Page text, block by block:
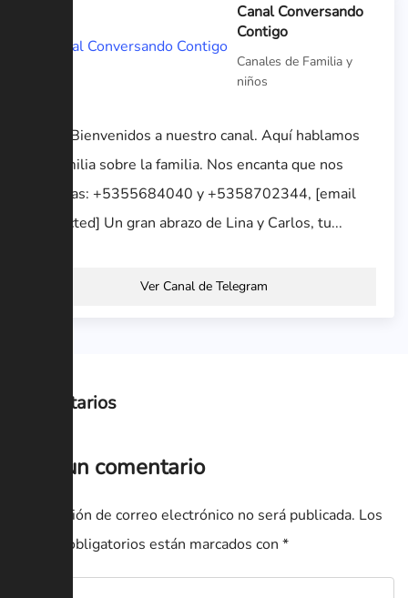
Canal Conversando
Contigo
Canales de Familia y
niños
Hola. Bienvenidos a nuestro canal. Aquí hablamos
en familia sobre la familia. Nos encanta que nos
escribas: +5355684040 y +5358702344, [email
protected] Un gran abrazo de Lina y Carlos, tu...
Ver Canal de Telegram
Comentarios
Deja un comentario
Tu dirección de correo electrónico no será publicada. Los
campos obligatorios están marcados con *